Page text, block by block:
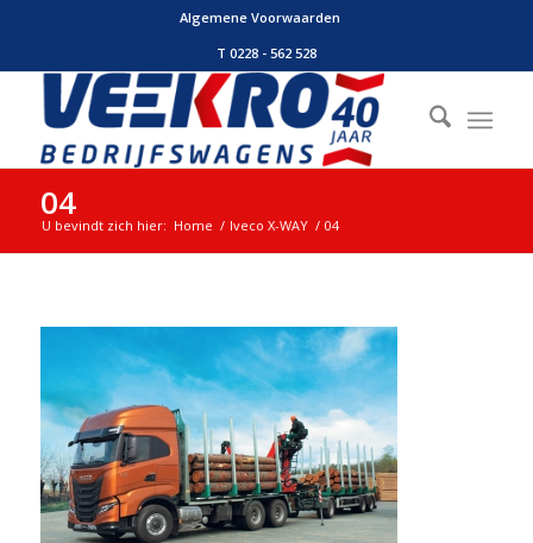
Algemene Voorwaarden
T 0228 - 562 528
04
U bevindt zich hier: Home / Iveco X-WAY / 04